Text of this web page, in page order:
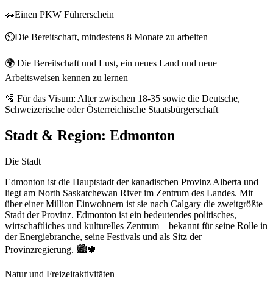
🚗Einen PKW Führerschein
⏲️Die Bereitschaft, mindestens 8 Monate zu arbeiten
🌍 Die Bereitschaft und Lust, ein neues Land und neue
Arbeitsweisen kennen zu lernen
🛂 Für das Visum: Alter zwischen 18-35 sowie die Deutsche,
Schweizerische oder Österreichische Staatsbürgerschaft
Stadt & Region: Edmonton
Die Stadt
Edmonton ist die Hauptstadt der kanadischen Provinz Alberta und
liegt am North Saskatchewan River im Zentrum des Landes. Mit
über einer Million Einwohnern ist sie nach Calgary die zweitgrößte
Stadt der Provinz. Edmonton ist ein bedeutendes politisches,
wirtschaftliches und kulturelles Zentrum – bekannt für seine Rolle in
der Energiebranche, seine Festivals und als Sitz der
Provinzregierung. 🏙️🍁
Natur und Freizeitaktivitäten